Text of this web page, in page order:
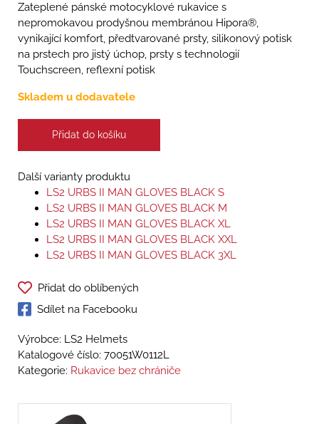
Zateplené pánské motocyklové rukavice s
nepromokavou prodyšnou membránou Hipora®,
vynikající komfort, předtvarované prsty, silikonový potisk
na prstech pro jistý úchop, prsty s technologií
Touchscreen, reflexní potisk
Skladem u dodavatele
Přidat do košíku
Další varianty produktu
LS2 URBS II MAN GLOVES BLACK S
LS2 URBS II MAN GLOVES BLACK M
LS2 URBS II MAN GLOVES BLACK XL
LS2 URBS II MAN GLOVES BLACK XXL
LS2 URBS II MAN GLOVES BLACK 3XL
Přidat do oblíbených
Sdílet na Facebooku
Výrobce: LS2 Helmets
Katalogové číslo: 70051W0112L
Kategorie: Rukavice bez chrániče